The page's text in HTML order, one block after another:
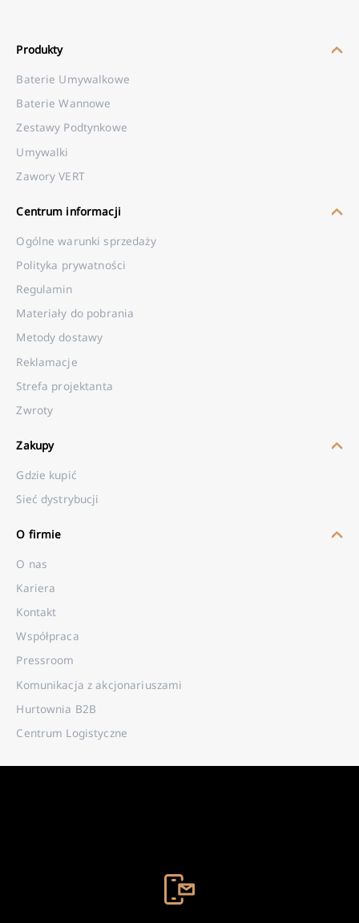
Produkty
Baterie Umywalkowe
Baterie Wannowe
Zestawy Podtynkowe
Umywalki
Zawory VERT
Centrum informacji
Ogólne warunki sprzedaży
Polityka prywatności
Regulamin
Materiały do pobrania
Metody dostawy
Reklamacje
Strefa projektanta
Zwroty
Zakupy
Gdzie kupić
Sieć dystrybucji
O firmie
O nas
Kariera
Kontakt
Współpraca
Pressroom
Komunikacja z akcjonariuszami
Hurtownia B2B
Centrum Logistyczne